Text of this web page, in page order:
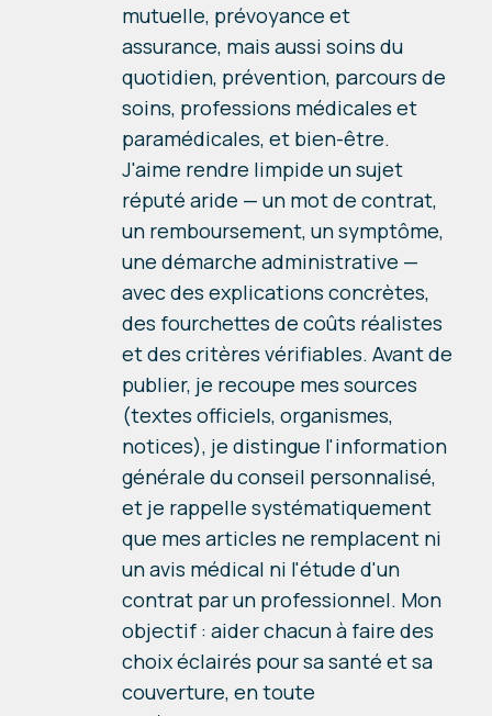
mutuelle, prévoyance et
assurance, mais aussi soins du
quotidien, prévention, parcours de
soins, professions médicales et
paramédicales, et bien-être.
J'aime rendre limpide un sujet
réputé aride — un mot de contrat,
un remboursement, un symptôme,
une démarche administrative —
avec des explications concrètes,
des fourchettes de coûts réalistes
et des critères vérifiables. Avant de
publier, je recoupe mes sources
(textes officiels, organismes,
notices), je distingue l'information
générale du conseil personnalisé,
et je rappelle systématiquement
que mes articles ne remplacent ni
un avis médical ni l'étude d'un
contrat par un professionnel. Mon
objectif : aider chacun à faire des
choix éclairés pour sa santé et sa
couverture, en toute